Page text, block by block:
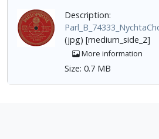
Description:
(jpg) [medium_side_2]
More information
Size: 0.7 MB